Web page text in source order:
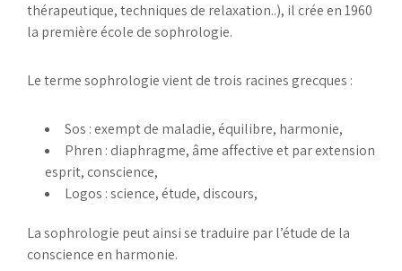
thérapeutique, techniques de relaxation..), il crée en 1960
la première école de sophrologie.
Le terme sophrologie vient de trois racines grecques :
Sos : exempt de maladie, équilibre, harmonie,
Phren : diaphragme, âme affective et par extension
esprit, conscience,
Logos : science, étude, discours,
La sophrologie peut ainsi se traduire par l’étude de la
conscience en harmonie.